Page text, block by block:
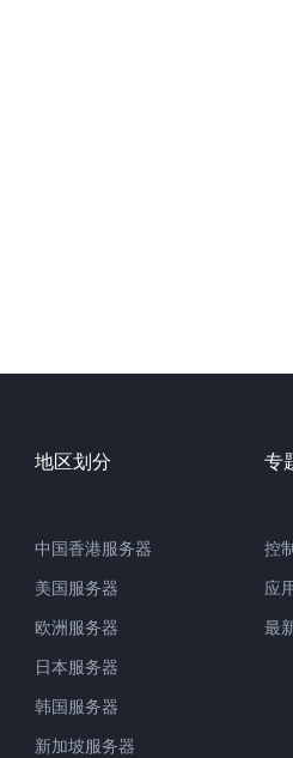
地区划分
中国香港服务器
美国服务器
欧洲服务器
日本服务器
韩国服务器
新加坡服务器
专
控
应
最